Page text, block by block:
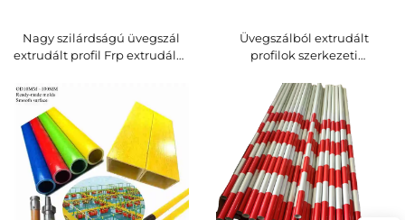
Nagy szilárdságú üvegszál
extrudált profil Frp extrudálás
Üvegszálból extrudált
profilok szerkezeti
csövek sárga kompozit
üvegszál profil